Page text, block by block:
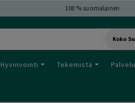
100 % suomalainen
Koko
Hyvinvointi Tekemistä